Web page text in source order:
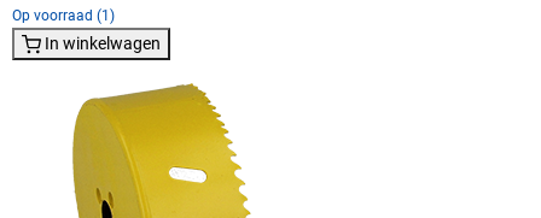
Op voorraad (1)
In winkelwagen